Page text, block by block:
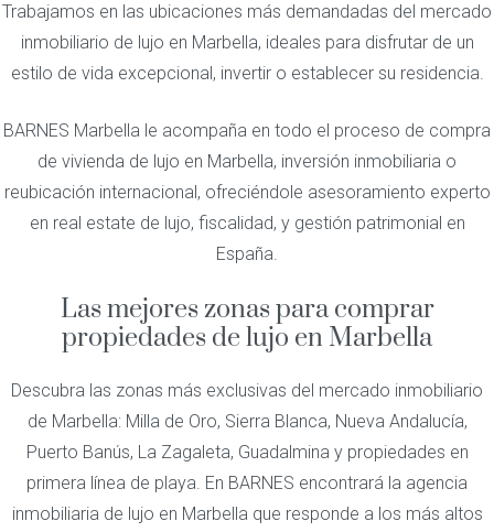
Trabajamos en las ubicaciones más demandadas del mercado
inmobiliario de lujo en Marbella, ideales para disfrutar de un
estilo de vida excepcional, invertir o establecer su residencia.
BARNES Marbella le acompaña en todo el proceso de compra
de vivienda de lujo en Marbella, inversión inmobiliaria o
reubicación internacional, ofreciéndole asesoramiento experto
en real estate de lujo, fiscalidad, y gestión patrimonial en
España.
Las mejores zonas para comprar
propiedades de lujo en Marbella
Descubra las zonas más exclusivas del mercado inmobiliario
de Marbella: Milla de Oro, Sierra Blanca, Nueva Andalucía,
Puerto Banús, La Zagaleta, Guadalmina y propiedades en
primera línea de playa. En BARNES encontrará la agencia
inmobiliaria de lujo en Marbella que responde a los más altos